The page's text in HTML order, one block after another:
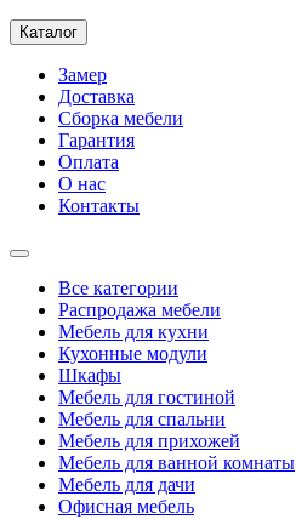
Каталог
Замер
Доставка
Сборка мебели
Гарантия
Оплата
О нас
Контакты
Все категории
Распродажа мебели
Мебель для кухни
Кухонные модули
Шкафы
Мебель для гостиной
Мебель для спальни
Мебель для прихожей
Мебель для ванной комнаты
Мебель для дачи
Офисная мебель